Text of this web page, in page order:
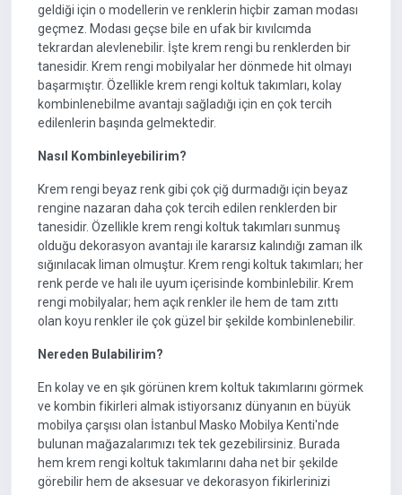
geldiği için o modellerin ve renklerin hiçbir zaman modası
geçmez. Modası geçse bile en ufak bir kıvılcımda
tekrardan alevlenebilir. İşte krem rengi bu renklerden bir
tanesidir. Krem rengi mobilyalar her dönmede hit olmayı
başarmıştır. Özellikle krem rengi koltuk takımları, kolay
kombinlenebilme avantajı sağladığı için en çok tercih
edilenlerin başında gelmektedir.
Nasıl Kombinleyebilirim?
Krem rengi beyaz renk gibi çok çiğ durmadığı için beyaz
rengine nazaran daha çok tercih edilen renklerden bir
tanesidir. Özellikle krem rengi koltuk takımları sunmuş
olduğu dekorasyon avantajı ile kararsız kalındığı zaman ilk
sığınılacak liman olmuştur. Krem rengi koltuk takımları; her
renk perde ve halı ile uyum içerisinde kombinlebilir. Krem
rengi mobilyalar; hem açık renkler ile hem de tam zıttı
olan koyu renkler ile çok güzel bir şekilde kombinlenebilir.
Nereden Bulabilirim?
En kolay ve en şık görünen krem koltuk takımlarını görmek
ve kombin fikirleri almak istiyorsanız dünyanın en büyük
mobilya çarşısı olan İstanbul Masko Mobilya Kenti'nde
bulunan mağazalarımızı tek tek gezebilirsiniz. Burada
hem krem rengi koltuk takımlarını daha net bir şekilde
görebilir hem de aksesuar ve dekorasyon fikirlerinizi